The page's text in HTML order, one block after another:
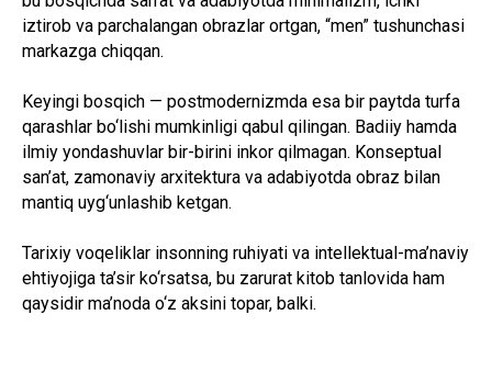
iztirob va parchalangan obrazlar ortgan, “men” tushunchasi
markazga chiqqan.
Keyingi bosqich — postmodernizmda esa bir paytda turfa
qarashlar bo‘lishi mumkinligi qabul qilingan. Badiiy hamda
ilmiy yondashuvlar bir-birini inkor qilmagan. Konseptual
san’at, zamonaviy arxitektura va adabiyotda obraz bilan
mantiq uyg‘unlashib ketgan.
Tarixiy voqeliklar insonning ruhiyati va intellektual-ma’naviy
ehtiyojiga ta’sir ko‘rsatsa, bu zarurat kitob tanlovida ham
qaysidir ma’noda o‘z aksini topar, balki.